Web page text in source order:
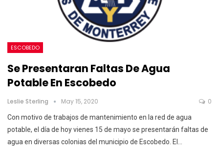
ESCOBEDO
Se Presentaran Faltas De Agua
Potable En Escobedo
Leslie Sterling May 15, 2020 0
Con motivo de trabajos de mantenimiento en la red de agua
potable, el día de hoy vienes 15 de mayo se presentarán faltas de
agua en diversas colonias del municipio de Escobedo. El